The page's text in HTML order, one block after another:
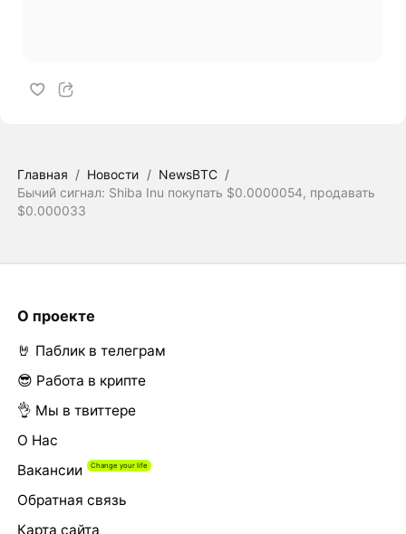
Главная / Новости / NewsBTC /
Бычий сигнал: Shiba Inu покупать $0.0000054, продавать
$0.000033
О проекте
🤘 Паблик в телеграм
😎 Работа в крипте
👌 Мы в твиттере
О Нас
Вакансии
Обратная связь
Карта сайта